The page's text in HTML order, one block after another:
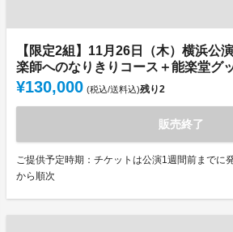
【限定2組】11月26日（木）横浜公
楽師へのなりきりコース＋能楽堂グ
¥130,000 (税込/送料込)残り2
販売終了
ご提供予定時期：チケットは公演1週間前までに
から順次